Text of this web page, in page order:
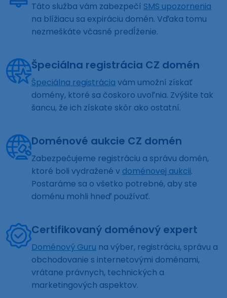
Táto služba vám zabezpečí SMS upozornenia
na blížiacu sa expiráciu domén. Vďaka tomu
nezmeškáte včasné predĺženie.
Špeciálna registrácia CZ domén
Špeciálna registrácia vám umožní získať
domény, ktoré sa čoskoro uvoľnia. Zvýšite tak
šancu, že ich získate skôr ako ostatní.
Doménové aukcie CZ domén
Zabezpečujeme registráciu a správu domén,
ktoré boli vydražené v doménovej aukcii.
Postaráme sa o všetko potrebné, aby ste
doménu mohli hneď používať.
Certifikovaný doménový expert
Doménový Guru na výber, registráciu, správu a
obchodovanie s internetovými doménami,
vrátane právnych, technických a
marketingových aspektov.